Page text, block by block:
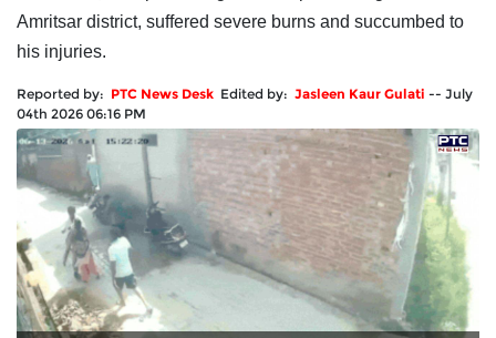
Amritsar district, suffered severe burns and succumbed to
his injuries.
Reported by: PTC News Desk Edited by: Jasleen Kaur Gulati -- July
04th 2026 06:16 PM